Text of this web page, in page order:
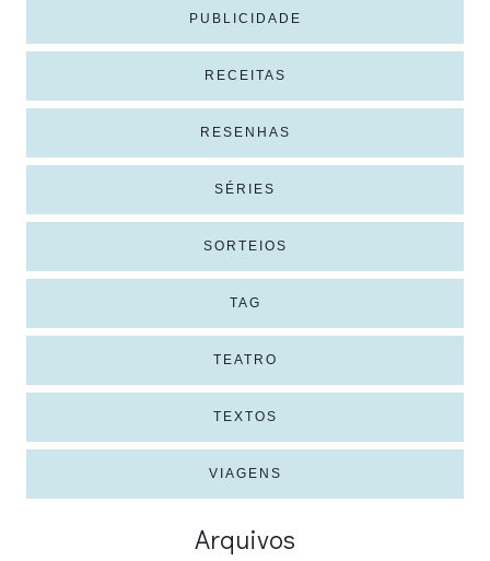
PUBLICIDADE
RECEITAS
RESENHAS
SÉRIES
SORTEIOS
TAG
TEATRO
TEXTOS
VIAGENS
Arquivos